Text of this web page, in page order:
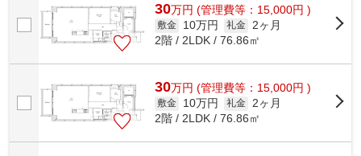
30万円 (管理費等：15,000円 )
敷金 10万円 礼金
2ヶ月
2階 / 2LDK / 76.86㎡
30万円 (管理費等：15,000円 )
敷金 10万円 礼金
2ヶ月
2階 / 2LDK / 76.86㎡